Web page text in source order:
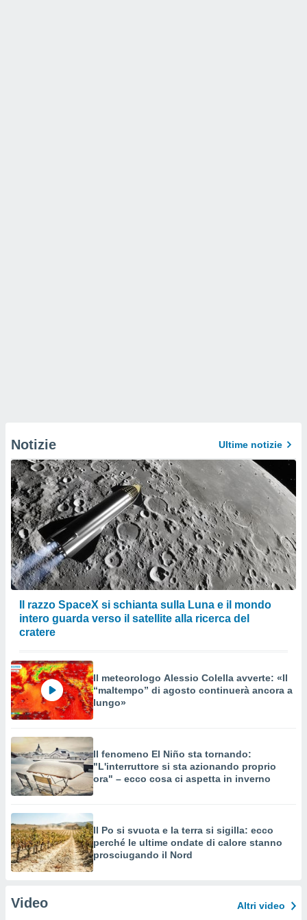
Notizie Ultime notizie
Il razzo SpaceX si schianta sulla Luna e il mondo
intero guarda verso il satellite alla ricerca del
cratere
Il meteorologo Alessio Colella avverte: «Il
“maltempo” di agosto continuerà ancora a
lungo»
Il fenomeno El Niño sta tornando:
"L'interruttore si sta azionando proprio
ora" – ecco cosa ci aspetta in inverno
Il Po si svuota e la terra si sigilla: ecco
perché le ultime ondate di calore stanno
prosciugando il Nord
Video Altri video